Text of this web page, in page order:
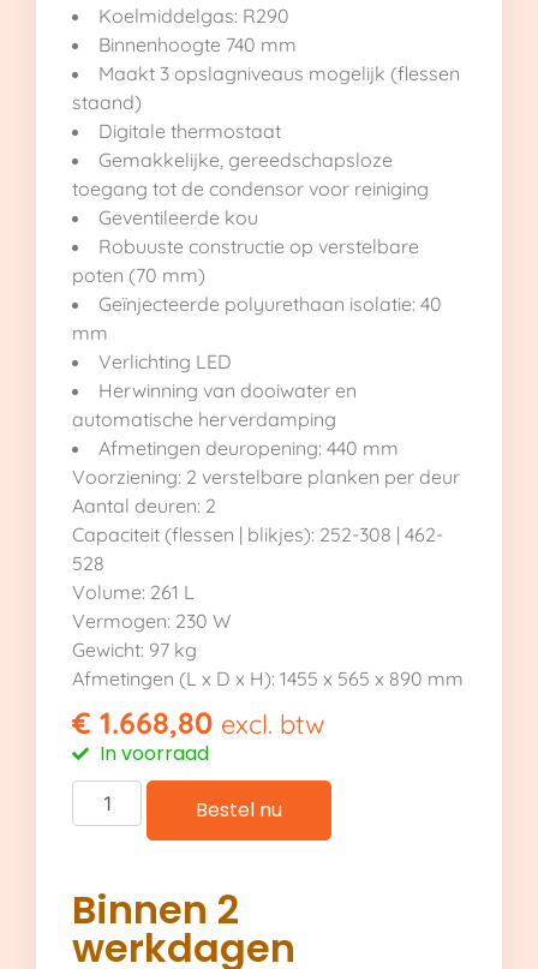
Koelmiddelgas: R290
Binnenhoogte 740 mm
Maakt 3 opslagniveaus mogelijk (flessen
staand)
Digitale thermostaat
Gemakkelijke, gereedschapsloze
toegang tot de condensor voor reiniging
Geventileerde kou
Robuuste constructie op verstelbare
poten (70 mm)
Geïnjecteerde polyurethaan isolatie: 40
mm
Verlichting LED
Herwinning van dooiwater en
automatische herverdamping
Afmetingen deuropening: 440 mm
Voorziening: 2 verstelbare planken per deur
Aantal deuren: 2
Capaciteit (flessen | blikjes): 252-308 | 462-
528
Volume: 261 L
Vermogen: 230 W
Gewicht: 97 kg
Afmetingen (L x D x H): 1455 x 565 x 890 mm
€ 1.668,80 excl. btw
In voorraad
Bestel nu
Binnen 2
werkdagen